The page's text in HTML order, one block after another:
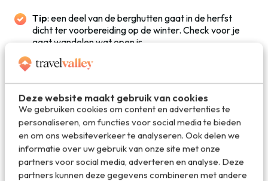
Deze website maakt gebruik van cookies
We gebruiken cookies om content en advertenties te
personaliseren, om functies voor social media te bieden
en om ons websiteverkeer te analyseren. Ook delen we
informatie over uw gebruik van onze site met onze
partners voor social media, adverteren en analyse. Deze
partners kunnen deze gegevens combineren met andere
Tip: een deel van de berghutten gaat in de herfst
dicht ter voorbereiding op de winter. Check voor je
gaat wandelen wat open is.